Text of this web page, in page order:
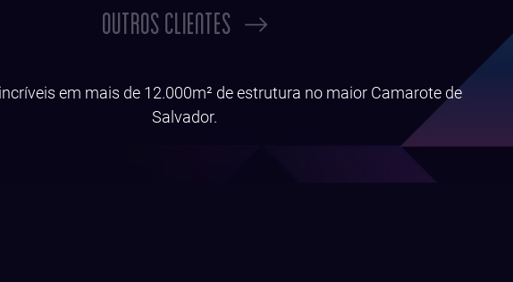
OUTROS CLIENTES
em mais de 12.000m² de estrutura no maior Camarote de
Salvador.